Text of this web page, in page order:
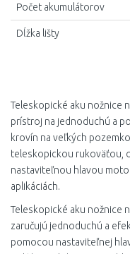
Teleskopické aku nožnice
prístroj na jednoduchú a
krovín na veľkých
teleskopickou rukoväťou,
nastaviteľnou hlavou
aplikáciách.
Teleskopické aku nožnice
zaručujú jednoduchú a
pomocou nastaviteľnej
Počet akumulátorov
Dĺžka lišty